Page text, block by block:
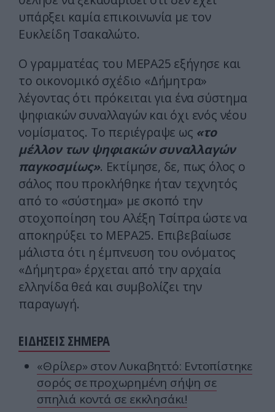
υπάρξει καμία επικοινωνία με τον
Ευκλείδη Τσακαλώτο.
Ο γραμματέας του ΜΕΡΑ25 εξήγησε και
το οικονομικό σχέδιο «Δήμητρα»
λέγοντας ότι πρόκειται για ένα σύστημα
ψηφιακών συναλλαγών και όχι ενός νέου
νομίσματος. Το περιέγραψε ως «το
μέλλον των ψηφιακών συναλλαγών
παγκοσμίως». Εκτίμησε, δε, πως όλος ο
σάλος που προκλήθηκε ήταν τεχνητός
από το «σύστημα» με σκοπό την
στοχοποίηση του Αλέξη Τσίπρα ώστε να
αποκηρύξει το ΜΕΡΑ25. Επιβεβαίωσε
μάλιστα ότι η έμπνευση του ονόματος
«Δήμητρα» έρχεται από την αρχαία
ελληνίδα θεά και συμβολίζει την
παραγωγή.
ΕΙΔΗΣΕΙΣ ΣΗΜΕΡΑ
«Θρίλερ» στον Λυκαβηττό: Εντοπίστηκε
σορός σε προχωρημένη σήψη σε
σπηλιά κοντά σε εκκλησάκι!